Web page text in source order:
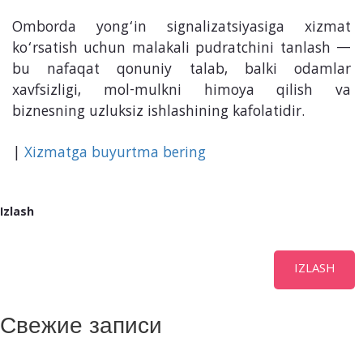
Omborda yong‘in signalizatsiyasiga xizmat
ko‘rsatish uchun malakali pudratchini tanlash —
bu nafaqat qonuniy talab, balki odamlar
xavfsizligi, mol-mulkni himoya qilish va
biznesning uzluksiz ishlashining kafolatidir.
| Xizmatga buyurtma bering
Izlash
IZLASH
Свежие записи